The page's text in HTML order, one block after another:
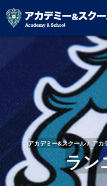
アカデミー&スクール アカ
ラン